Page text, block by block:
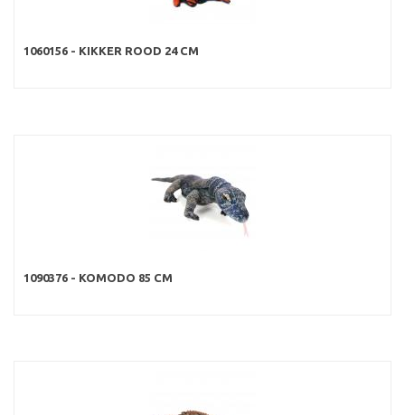
1060156 - KIKKER ROOD 24 CM
1090376 - KOMODO 85 CM